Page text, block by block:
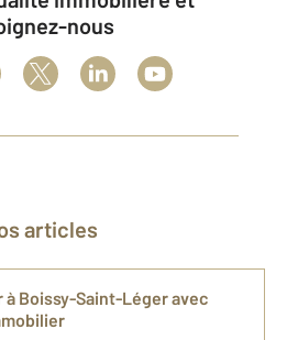
nous
articles
Boissy-Saint-Léger avec